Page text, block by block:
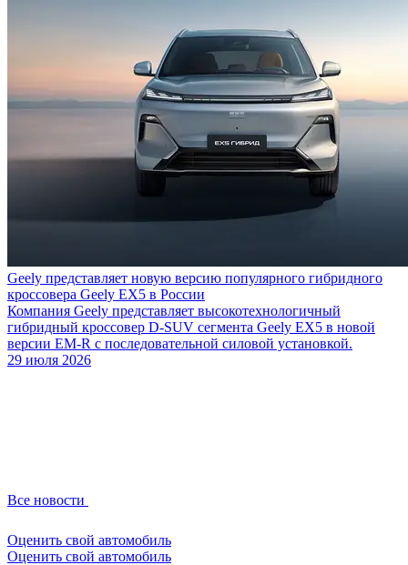
Geely представляет новую версию популярного гибридного
кроссовера Geely EX5 в России
Компания Geely представляет высокотехнологичный
гибридный кроссовер D-SUV сегмента Geely EX5 в новой
версии EM-R с последовательной силовой установкой.
29 июля 2026
Все новости
Оценить свой автомобиль
Оценить свой автомобиль